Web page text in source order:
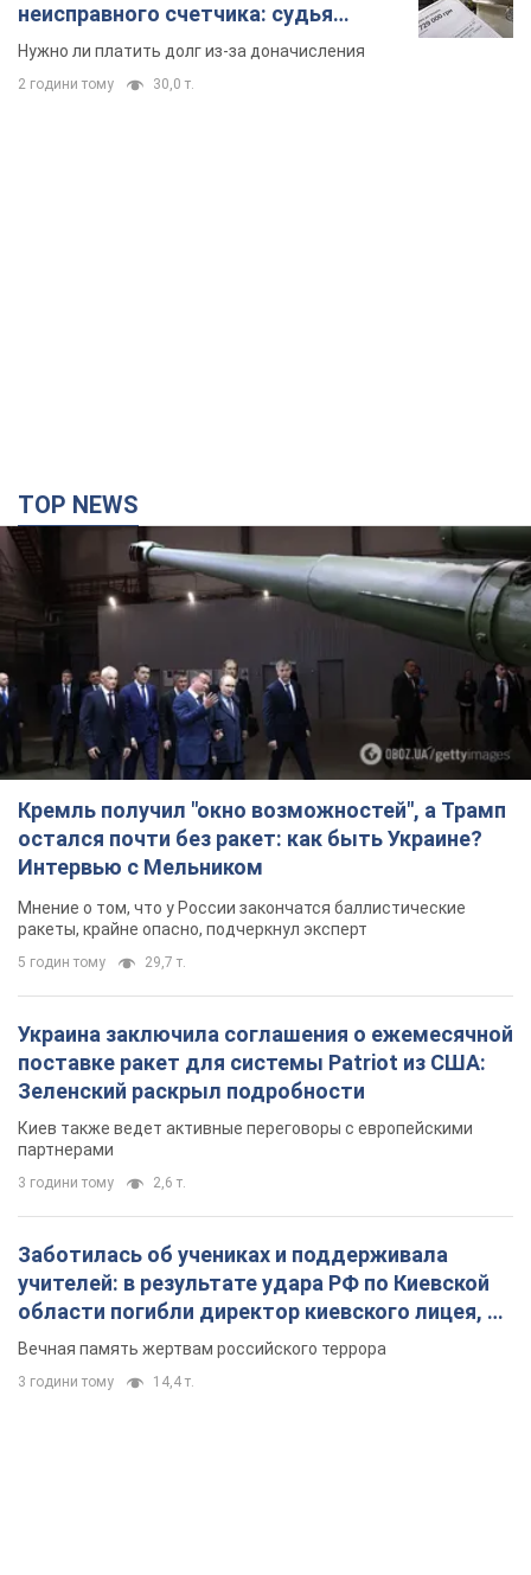
неисправного счетчика: судья
вынес неожиданное решение
Нужно ли платить долг из-за доначисления
2 години тому 30,0 т.
TOP NEWS
Кремль получил "окно возможностей", а Трамп
остался почти без ракет: как быть Украине?
Интервью с Мельником
Мнение о том, что у России закончатся баллистические
ракеты, крайне опасно, подчеркнул эксперт
5 годин тому 29,7 т.
Украина заключила соглашения о ежемесячной
поставке ракет для системы Patriot из США:
Зеленский раскрыл подробности
Киев также ведет активные переговоры с европейскими
партнерами
3 години тому 2,6 т.
Заботилась об учениках и поддерживала
учителей: в результате удара РФ по Киевской
области погибли директор киевского лицея, её
муж и внук
Вечная память жертвам российского террора
3 години тому 14,4 т.